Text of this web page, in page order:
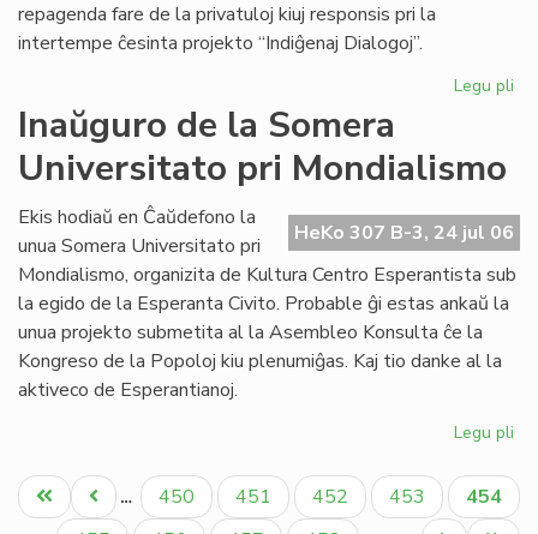
repagenda fare de la privatuloj kiuj responsis pri la
intertempe ĉesinta projekto “Indiĝenaj Dialogoj”.
Legu pli
Inaŭguro de la Somera
Universitato pri Mondialismo
HeKo 307 B-3, 24 jul 06
Ekis hodiaŭ en Ĉaŭdefono la
unua Somera Universitato pri
Mondialismo, organizita de Kultura Centro Esperantista sub
la egido de la Esperanta Civito. Probable ĝi estas ankaŭ la
unua projekto submetita al la Asembleo Konsulta ĉe la
Kongreso de la Popoloj kiu plenumiĝas. Kaj tio danke al la
aktiveco de Esperantianoj.
Legu pli
de
la
Pagination
Unua
paĝo
Antaŭa
paĝo
… Paĝo
450 Paĝo
451 Paĝo
452 Paĝo
453
Aktuala
paĝo
454